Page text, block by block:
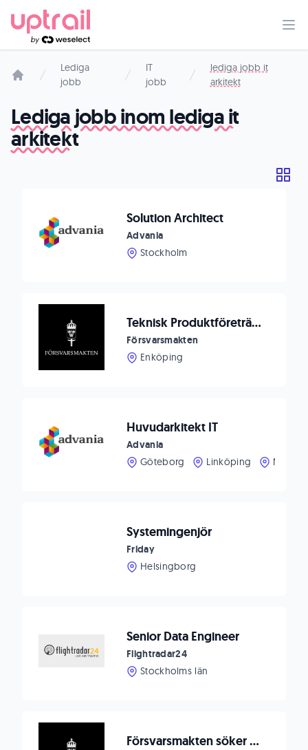
Lediga
jobb
IT
jobb
lediga jobb it
arkitekt
Lediga jobb inom lediga it
arkitekt
Solution Architect
Advania
Stockholm
Teknisk Produktföreträdare till Logistik IT
Försvarsmakten
Enköping
Huvudarkitekt IT
Advania
Göteborg
Linköping
Systemingenjör
Friday
Helsingborg
Senior Data Engineer
Flightradar24
Stockholms län
Försvarsmakten söker en lösningsarkitekt med inriktning C#/.net.